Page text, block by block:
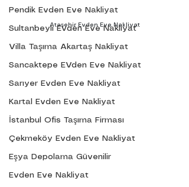
Pendik Evden Eve Nakliyat
Sultanbeyli Evden Eve Nakliyat
Villa Taşıma Akartaş Nakliyat
Sancaktepe EVden Eve Nakliyat
Sarıyer Evden Eve Nakliyat
Kartal Evden Eve Nakliyat
İstanbul Ofis Taşıma Firması
Çekmeköy Evden Eve Nakliyat
Eşya Depolama Güvenilir
Evden Eve Nakliyat
Ataşehir Evden Eve Nakliyat